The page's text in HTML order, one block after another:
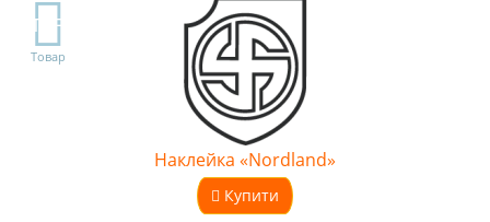
TOP
Товар
Наклейка «Nordland»
Купити